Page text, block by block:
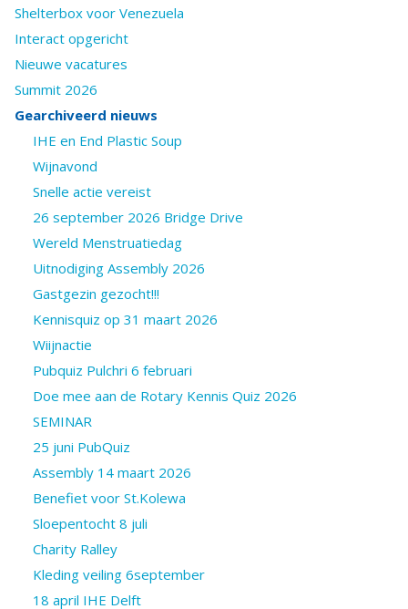
Shelterbox voor Venezuela
Interact opgericht
Nieuwe vacatures
Summit 2026
Gearchiveerd nieuws
IHE en End Plastic Soup
Wijnavond
Snelle actie vereist
26 september 2026 Bridge Drive
Wereld Menstruatiedag
Uitnodiging Assembly 2026
Gastgezin gezocht!!!
Kennisquiz op 31 maart 2026
Wiijnactie
Pubquiz Pulchri 6 februari
Doe mee aan de Rotary Kennis Quiz 2026
SEMINAR
25 juni PubQuiz
Assembly 14 maart 2026
Benefiet voor St.Kolewa
Sloepentocht 8 juli
Charity Ralley
Kleding veiling 6september
18 april IHE Delft